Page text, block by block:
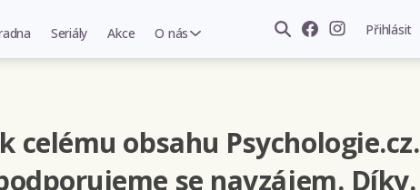
Seriály Akce O nás Přihlásit
obsahu Psychologie.cz.
se navzájem. Díky.